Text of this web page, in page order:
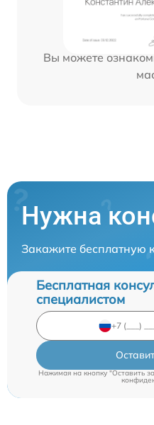
Вы можете
Нужна
Закажите бесплатную
Бесплатная
специалистом
Нажимая на кнопку "Оставить